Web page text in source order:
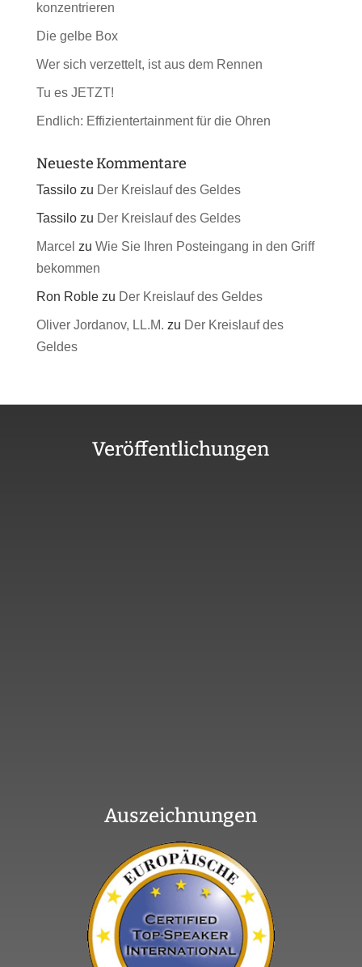
konzentrieren
Die gelbe Box
Wer sich verzettelt, ist aus dem Rennen
Tu es JETZT!
Endlich: Effizientertainment für die Ohren
Neueste Kommentare
Tassilozu Der Kreislauf des Geldes
Tassilozu Der Kreislauf des Geldes
Marcel zu Wie Sie Ihren Posteingang in den Griff
bekommen
Ron Roblezu Der Kreislauf des Geldes
Oliver Jordanov, LL.M. zu Der Kreislauf des
Geldes
Veröffentlichungen
Auszeichnungen